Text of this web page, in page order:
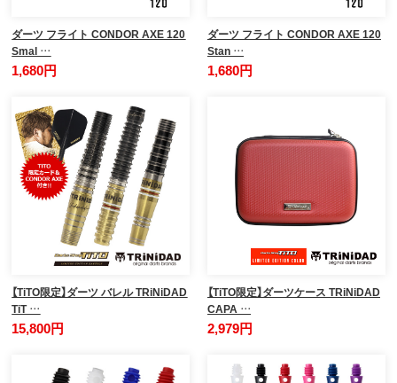
ダーツ フライト CONDOR AXE 120
Smal …
1,680円
ダーツ フライト CONDOR AXE 120
Stan …
1,680円
【TiTO限定】ダーツ バレル TRiNiDAD
TiT …
15,800円
【TiTO限定】ダーツケース TRiNiDAD
CAPA …
2,979円